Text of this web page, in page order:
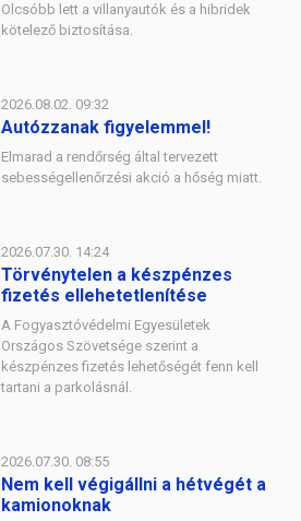
Olcsóbb lett a villanyautók és a hibridek
kötelező biztosítása.
2026.08.02. 09:32
Autózzanak figyelemmel!
Elmarad a rendőrség által tervezett
sebességellenőrzési akció a hőség miatt.
2026.07.30. 14:24
Törvénytelen a készpénzes
fizetés ellehetetlenítése
A Fogyasztóvédelmi Egyesületek
Országos Szövetsége szerint a
készpénzes fizetés lehetőségét fenn kell
tartani a parkolásnál.
2026.07.30. 08:55
Nem kell végigállni a hétvégét a
kamionoknak